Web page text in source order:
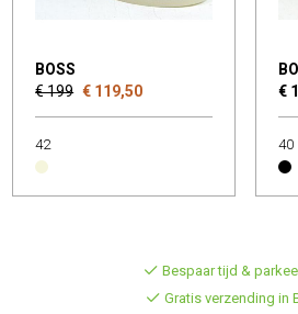
BOSS
€ 199 € 119,50
42
€
40
Bespaar tijd &
Gratis verzending in